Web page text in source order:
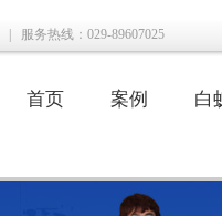
服务热线：029-89607025
首页
| 案例
| 白|